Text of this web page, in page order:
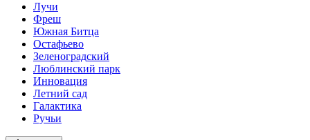
Лучи
Фреш
Южная Битца
Остафьево
Зеленоградский
Люблинский парк
Инновация
Летний сад
Галактика
Ручьи